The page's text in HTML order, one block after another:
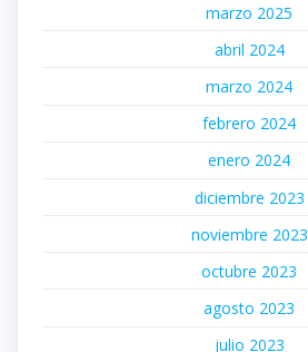
marzo 2025
abril 2024
marzo 2024
febrero 2024
enero 2024
diciembre 2023
noviembre 2023
octubre 2023
agosto 2023
julio 2023